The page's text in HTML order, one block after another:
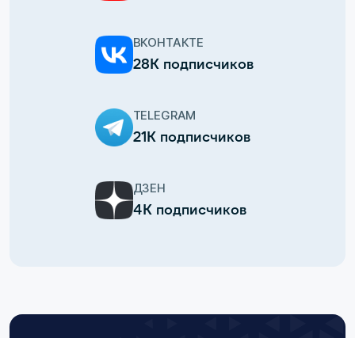
ВКОНТАКТЕ
28К подписчиков
TELEGRAM
21К подписчиков
ДЗЕН
4К подписчиков